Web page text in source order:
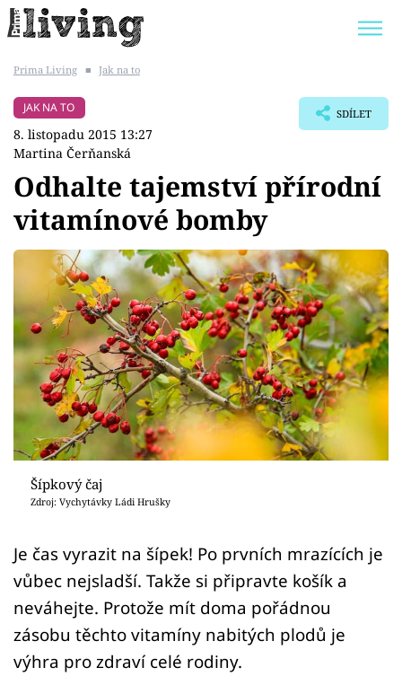
BYDLENÍ SLAVNÝCH
Témata
Bydlení
Zahrada
Design
Sledujte prima+
Přihlášení
Prima Living ■ Jak na to
JAK NA TO
8. listopadu 2015 13:27
Martina Čerňanská
SDÍLET
Odhalte tajemství přírodní
vitamínové bomby
Šípkový čaj
Zdroj: Vychytávky Ládi Hrušky
Je čas vyrazit na šípek! Po prvních mrazících je
vůbec nejsladší. Takže si připravte košík a
neváhejte. Protože mít doma pořádnou
zásobu těchto vitamíny nabitých plodů je
výhra pro zdraví celé rodiny.